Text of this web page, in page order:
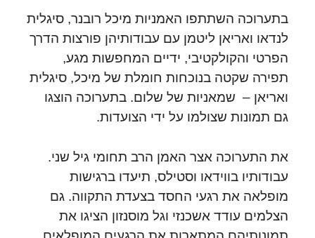
בתערוכה השתתפו האמניות מיכל רובנר, סיגלית
לנדאו ואריאן ליטמן עם עבודותיהן פורצות הדרך
הפרטי והקולקטיבי, ידיים המחפשות מגע,
תפירה שקטה בנוכחות חומלת של מיכל, סיגלית
ואריאן – שמאניות של שלום. בתערוכה הוצגו
גם תמונות שצולמו על ידי הצועדות.
את התערוכה אצר האמן הרב תחומי גיל שני.
עבודותיו בווידאו וסטילס, תיעדו ברגישות
מופלאה את רגעי החסד בצעדת התקווה. גם
הצלמים עודד אשכנזי וגל מוסנזון הציגו את